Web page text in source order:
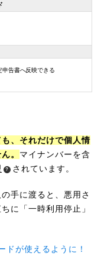
申告書へ反映できる
も、それだけで個人情
。 マイナンバーを含
されています。
手に渡ると、悪用さ
に「一時利用停止」
ドが使えるように！